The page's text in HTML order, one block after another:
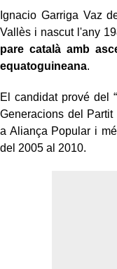
Ignacio Garriga Vaz
Vallès i nascut l'any
pare català amb
equatoguineana.
El candidat prové del
Generacions del Partit
a Aliança Popular i
del 2005 al 2010.